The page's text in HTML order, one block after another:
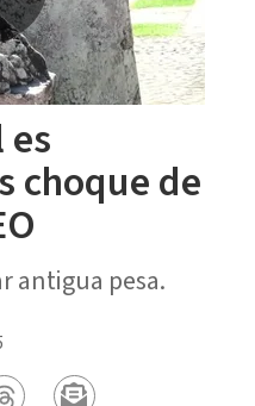
choque de
antigua pesa.